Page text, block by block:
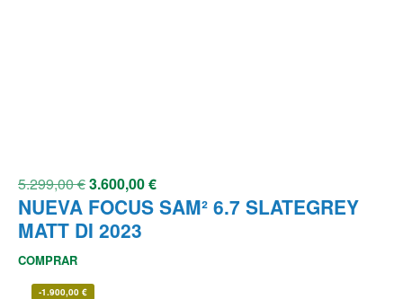
5.299,00€3.600,00€
NUEVA FOCUS SAM² 6.7 SLATEGREY
MATT DI 2023
COMPRAR
-1.900,00 €